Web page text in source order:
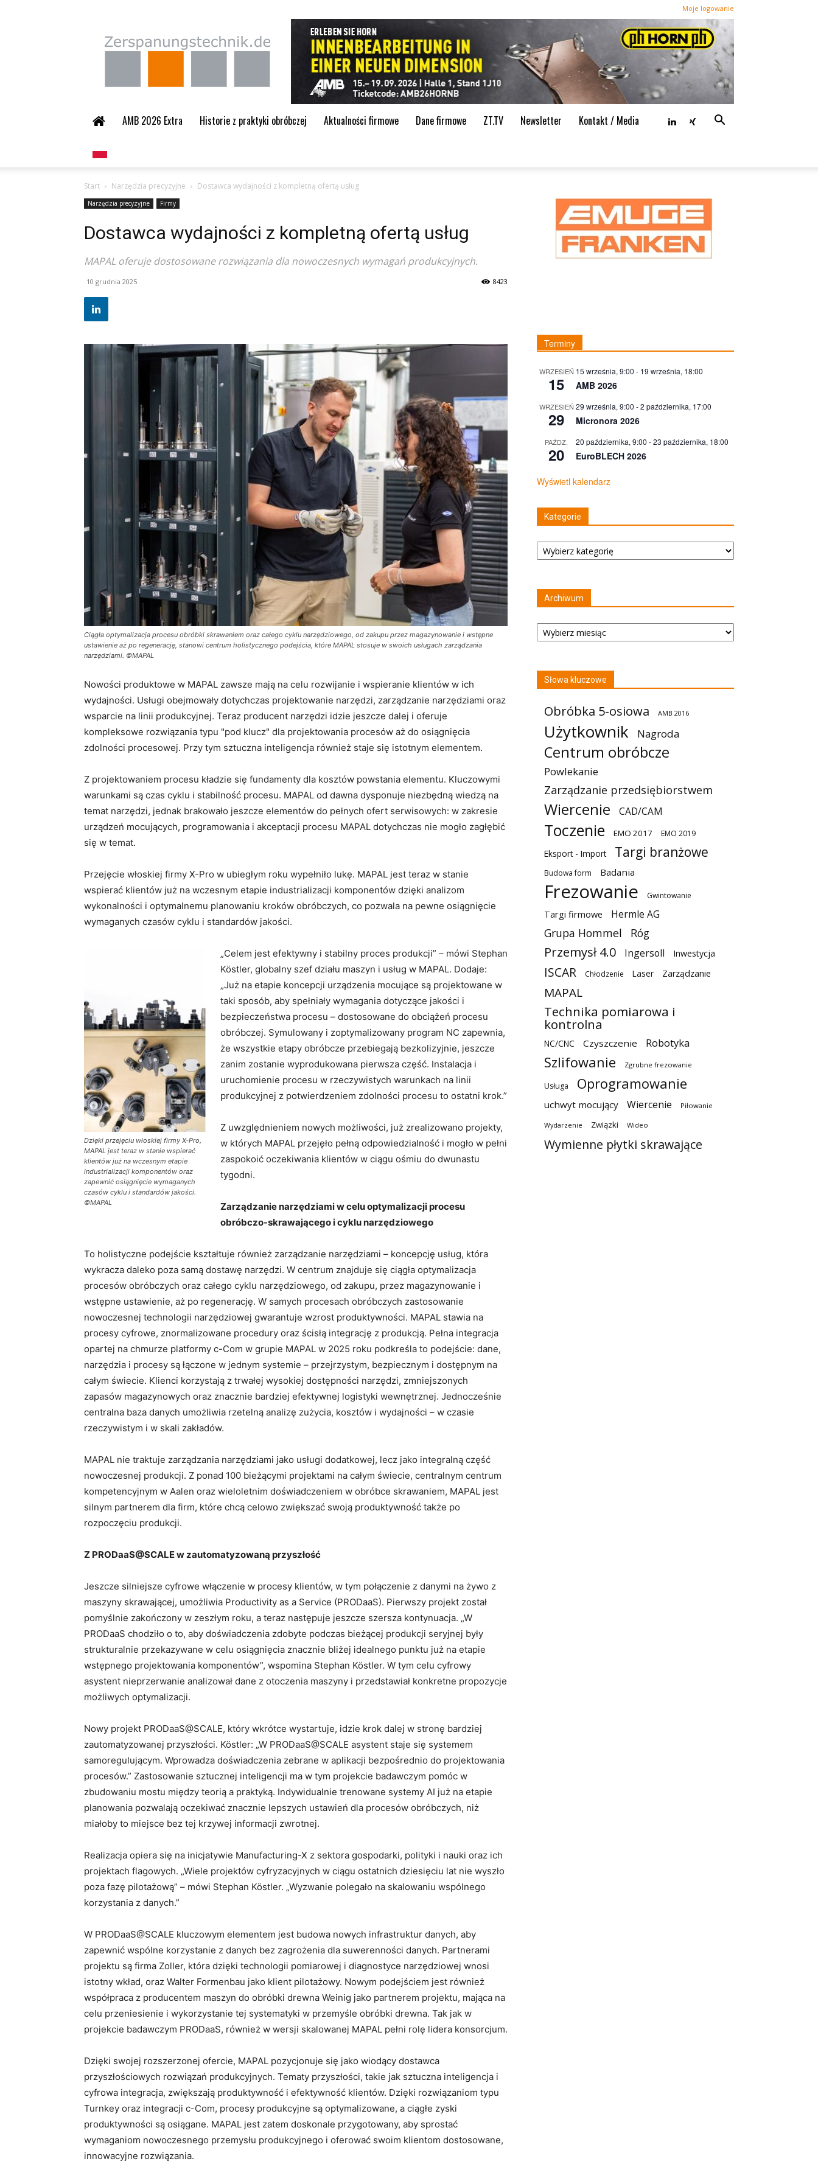
Moje logowanie
Zerspanungstechnik.de
AMB 2026 Extra Historie z praktyki obróbczej Aktualności firmowe Dane firmowe ZT.TV Newsletter Kontakt / Media
Start Narzędzia precyzyjne Dostawca wydajności z kompletną ofertą usług
Narzędzia precyzyjne Firmy
Dostawca wydajności z kompletną ofertą usług
MAPAL oferuje dostosowane rozwiązania dla nowoczesnych wymagań produkcyjnych.
10 grudnia 2025 8423
Ciągła optymalizacja procesu obróbki skrawaniem oraz całego cyklu narzędziowego, od zakupu przez magazynowanie i wstępne
ustawienie aż po regenerację, stanowi centrum holistycznego podejścia, które MAPAL stosuje w swoich usługach zarządzania
narzędziami. ©MAPAL
Nowości produktowe w MAPAL zawsze mają na celu rozwijanie i wspieranie klientów w ich
wydajności. Usługi obejmowały dotychczas projektowanie narzędzi, zarządzanie narzędziami oraz
wsparcie na linii produkcyjnej. Teraz producent narzędzi idzie jeszcze dalej i oferuje
kompleksowe rozwiązania typu "pod klucz" dla projektowania procesów aż do osiągnięcia
zdolności procesowej. Przy tym sztuczna inteligencja również staje się istotnym elementem.
Z projektowaniem procesu kładzie się fundamenty dla kosztów powstania elementu. Kluczowymi
warunkami są czas cyklu i stabilność procesu. MAPAL od dawna dysponuje niezbędną wiedzą na
temat narzędzi, jednak brakowało jeszcze elementów do pełnych ofert serwisowych: w zakresie
urządzeń mocujących, programowania i akceptacji procesu MAPAL dotychczas nie mogło zagłębić
się w temat.
Przejęcie włoskiej firmy X-Pro w ubiegłym roku wypełniło lukę. MAPAL jest teraz w stanie
wspierać klientów już na wczesnym etapie industrializacji komponentów dzięki analizom
wykonalności i optymalnemu planowaniu kroków obróbczych, co pozwala na pewne osiągnięcie
wymaganych czasów cyklu i standardów jakości.
Dzięki przejęciu włoskiej firmy X-Pro,
MAPAL jest teraz w stanie wspierać
klientów już na wczesnym etapie
industrializacji komponentów oraz
zapewnić osiągnięcie wymaganych
czasów cyklu i standardów jakości.
©MAPAL
„Celem jest efektywny i stabilny proces produkcji” – mówi Stephan
Köstler, globalny szef działu maszyn i usług w MAPAL. Dodaje:
„Już na etapie koncepcji urządzenia mocujące są projektowane w
taki sposób, aby spełniały wymagania dotyczące jakości i
bezpieczeństwa procesu – dostosowane do obciążeń procesu
obróbczej. Symulowany i zoptymalizowany program NC zapewnia,
że wszystkie etapy obróbcze przebiegają bezkolizyjnie, jeszcze
zanim zostanie wyprodukowana pierwsza część. Instalacja i
uruchomienie procesu w rzeczywistych warunkach na linii
produkcyjnej z potwierdzeniem zdolności procesu to ostatni krok.”
Z uwzględnieniem nowych możliwości, już zrealizowano projekty,
w których MAPAL przejęło pełną odpowiedzialność i mogło w pełni
zaspokoić oczekiwania klientów w ciągu ośmiu do dwunastu
tygodni.
Zarządzanie narzędziami w celu optymalizacji procesu
obróbczo-skrawającego i cyklu narzędziowego
To holistyczne podejście kształtuje również zarządzanie narzędziami – koncepcję usług, która
wykracza daleko poza samą dostawę narzędzi. W centrum znajduje się ciągła optymalizacja
procesów obróbczych oraz całego cyklu narzędziowego, od zakupu, przez magazynowanie i
wstępne ustawienie, aż po regenerację. W samych procesach obróbczych zastosowanie
nowoczesnej technologii narzędziowej gwarantuje wzrost produktywności. MAPAL stawia na
procesy cyfrowe, znormalizowane procedury oraz ścisłą integrację z produkcją. Pełna integracja
opartej na chmurze platformy c-Com w grupie MAPAL w 2025 roku podkreśla to podejście: dane,
narzędzia i procesy są łączone w jednym systemie – przejrzystym, bezpiecznym i dostępnym na
całym świecie. Klienci korzystają z trwałej wysokiej dostępności narzędzi, zmniejszonych
zapasów magazynowych oraz znacznie bardziej efektywnej logistyki wewnętrznej. Jednocześnie
centralna baza danych umożliwia rzetelną analizę zużycia, kosztów i wydajności – w czasie
rzeczywistym i w skali zakładów.
MAPAL nie traktuje zarządzania narzędziami jako usługi dodatkowej, lecz jako integralną część
nowoczesnej produkcji. Z ponad 100 bieżącymi projektami na całym świecie, centralnym centrum
kompetencyjnym w Aalen oraz wieloletnim doświadczeniem w obróbce skrawaniem, MAPAL jest
silnym partnerem dla firm, które chcą celowo zwiększać swoją produktywność także po
rozpoczęciu produkcji.
Z PRODaaS@SCALE w zautomatyzowaną przyszłość
Jeszcze silniejsze cyfrowe włączenie w procesy klientów, w tym połączenie z danymi na żywo z
maszyny skrawającej, umożliwia Productivity as a Service (PRODaaS). Pierwszy projekt został
pomyślnie zakończony w zeszłym roku, a teraz następuje jeszcze szersza kontynuacja. „W
PRODaaS chodziło o to, aby doświadczenia zdobyte podczas bieżącej produkcji seryjnej były
strukturalnie przekazywane w celu osiągnięcia znacznie bliżej idealnego punktu już na etapie
wstępnego projektowania komponentów”, wspomina Stephan Köstler. W tym celu cyfrowy
asystent nieprzerwanie analizował dane z otoczenia maszyny i przedstawiał konkretne propozycje
możliwych optymalizacji.
Nowy projekt PRODaaS@SCALE, który wkrótce wystartuje, idzie krok dalej w stronę bardziej
zautomatyzowanej przyszłości. Köstler: „W PRODaaS@SCALE asystent staje się systemem
samoregulującym. Wprowadza doświadczenia zebrane w aplikacji bezpośrednio do projektowania
procesów.” Zastosowanie sztucznej inteligencji ma w tym projekcie badawczym pomóc w
zbudowaniu mostu między teorią a praktyką. Indywidualnie trenowane systemy AI już na etapie
planowania pozwalają oczekiwać znacznie lepszych ustawień dla procesów obróbczych, niż
miałoby to miejsce bez tej krzywej informacji zwrotnej.
Realizacja opiera się na inicjatywie Manufacturing-X z sektora gospodarki, polityki i nauki oraz ich
projektach flagowych. „Wiele projektów cyfryzacyjnych w ciągu ostatnich dziesięciu lat nie wyszło
poza fazę pilotażową” – mówi Stephan Köstler. „Wyzwanie polegało na skalowaniu wspólnego
korzystania z danych.”
W PRODaaS@SCALE kluczowym elementem jest budowa nowych infrastruktur danych, aby
zapewnić wspólne korzystanie z danych bez zagrożenia dla suwerenności danych. Partnerami
projektu są firma Zoller, która dzięki technologii pomiarowej i diagnostyce narzędziowej wnosi
istotny wkład, oraz Walter Formenbau jako klient pilotażowy. Nowym podejściem jest również
współpraca z producentem maszyn do obróbki drewna Weinig jako partnerem projektu, mająca na
celu przeniesienie i wykorzystanie tej systematyki w przemyśle obróbki drewna. Tak jak w
projekcie badawczym PRODaaS, również w wersji skalowanej MAPAL pełni rolę lidera konsorcjum.
Dzięki swojej rozszerzonej ofercie, MAPAL pozycjonuje się jako wiodący dostawca
przyszłościowych rozwiązań produkcyjnych. Tematy przyszłości, takie jak sztuczna inteligencja i
cyfrowa integracja, zwiększają produktywność i efektywność klientów. Dzięki rozwiązaniom typu
Turnkey oraz integracji c-Com, procesy produkcyjne są optymalizowane, a ciągłe zyski
produktywności są osiągane. MAPAL jest zatem doskonale przygotowany, aby sprostać
wymaganiom nowoczesnego przemysłu produkcyjnego i oferować swoim klientom dostosowane,
innowacyjne rozwiązania.
Terminy
WRZESIEŃ
15
15 września, 9:00 - 19 września, 18:00
AMB 2026
WRZESIEŃ
29
29 września, 9:00 -2 października, 17:00
Micronora 2026
PAŹDZ.
20
20 października, 9:00 -23 października, 18:00
EuroBLECH 2026
Wyświetl kalendarz
Kategorie
Kategorie
Archiwum
Archiwum
Słowa kluczowe
Obróbka 5-osiowa AMB 2016
Użytkownik Nagroda
Centrum obróbcze
Powlekanie
Zarządzanie przedsiębiorstwem
Wiercenie CAD/CAM
Toczenie EMO 2017 EMO 2019
Eksport - Import Targi branżowe
Budowa form Badania
Frezowanie Gwintowanie
Targi firmowe Hermle AG
Grupa Hommel Róg
Przemysł 4.0 Ingersoll Inwestycja
ISCAR Chłodzenie Laser Zarządzanie
MAPAL
Technika pomiarowa i
kontrolna
NC/CNC Czyszczenie Robotyka
Szlifowanie Zgrubne frezowanie
Usługa Oprogramowanie
uchwyt mocujący Wiercenie Piłowanie
Wydarzenie Związki Wideo
Wymienne płytki skrawające